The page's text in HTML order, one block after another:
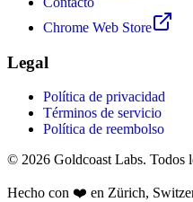
Chrome Web Store
Legal
Política de privacidad
Términos de servicio
Política de reembolso
© 2026 Goldcoast Labs. Todos
Hecho con ❤️ en Zürich,